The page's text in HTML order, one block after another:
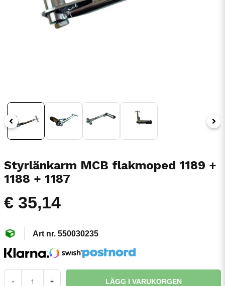
Styrlänkarm MCB flakmoped 1189 +
1188 + 1187
€ 35,14
550030235
- + LÄGG I VARUKORGEN